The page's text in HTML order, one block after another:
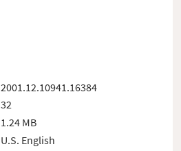
2001.12.10941.16384
32
1.24 MB
U.S. English